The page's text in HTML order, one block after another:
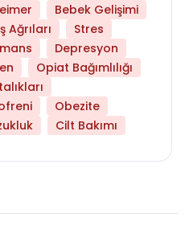
Bebek Gelişimi
Ağrıları
Stres
Depresyon
Opiat Bağımlılığı
Obezite
Cilt Bakımı